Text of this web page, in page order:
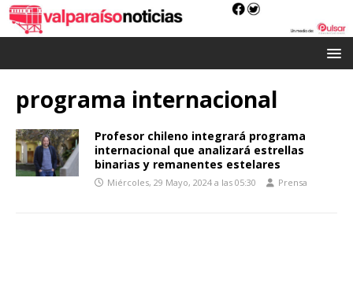
programa internacional
Profesor chileno integrará programa
internacional que analizará estrellas
binarias y remanentes estelares
Miércoles, 29 Mayo, 2024 a las 05:30 Prensa